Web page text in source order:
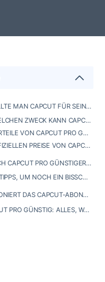
WARUM SOLLTE MAN CAPCUT FÜR SEINE VIDEOBEARBEITUNGEN WÄHLEN?
FÜR WELCHEN ZWECK KANN CAPCUT VERWENDET WERDEN?
DIE VORTEILE VON CAPCUT PRO GEGENÜBER DER KOSTENLOSEN VERSION
DIE OFFIZIELLEN PREISE VON CAPCUT PRO
WIE KANN ICH CAPCUT PRO GÜNSTIGER BEZAHLEN?
MEINE TIPPS, UM NOCH EIN BISSCHEN MEHR ZU SPAREN!
WIE FUNKTIONIERT DAS CAPCUT-ABONNEMENT AUF GAMSGO?
FAQ - CAPCUT PRO GÜNSTIG: ALLES, WAS SIE WISSEN MÜSSEN